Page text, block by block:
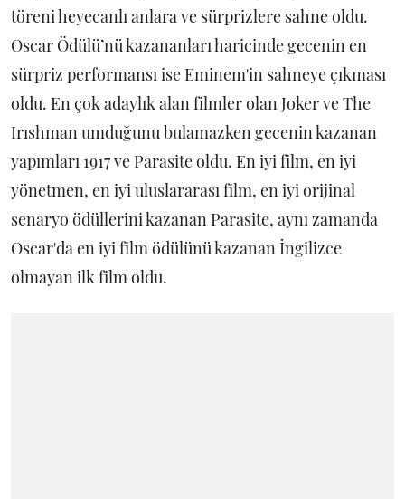
töreni heyecanlı anlara ve sürprizlere sahne oldu.
Oscar Ödülü’nü kazananları haricinde gecenin en
sürpriz performansı ise Eminem'in sahneye çıkması
oldu. En çok adaylık alan filmler olan Joker ve The
Irıshman umduğunu bulamazken gecenin kazanan
yapımları 1917 ve Parasite oldu. En iyi film, en iyi
yönetmen, en iyi uluslararası film, en iyi orijinal
senaryo ödüllerini kazanan Parasite, aynı zamanda
Oscar'da en iyi film ödülünü kazanan İngilizce
olmayan ilk film oldu.